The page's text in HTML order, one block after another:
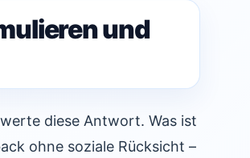
und
diese Antwort. Was ist
ohne soziale Rücksicht –